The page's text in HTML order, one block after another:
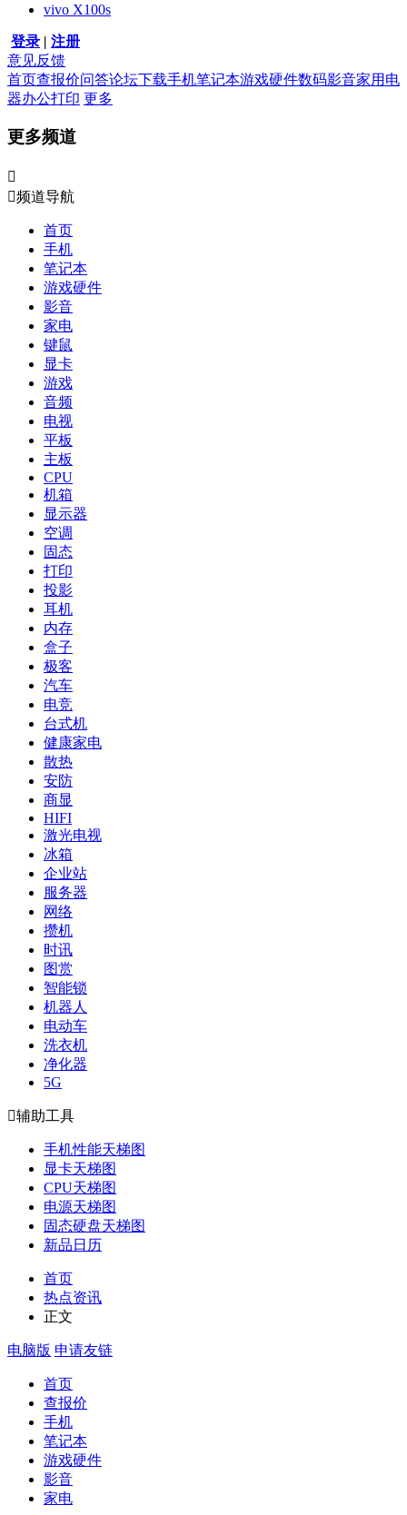
vivo X100s
登录 | 注册
意见反馈
首页查报价问答论坛下载手机笔记本游戏硬件数码影音家用电
器办公打印 更多
更多频道

频道导航
首页
手机
笔记本
游戏硬件
影音
家电
键鼠
显卡
游戏
音频
电视
平板
主板
CPU
机箱
显示器
空调
固态
打印
投影
耳机
内存
盒子
极客
汽车
电竞
台式机
健康家电
散热
安防
商显
HIFI
激光电视
冰箱
企业站
服务器
网络
攒机
时讯
图赏
智能锁
机器人
电动车
洗衣机
净化器
5G
辅助工具
手机性能天梯图
显卡天梯图
CPU天梯图
电源天梯图
固态硬盘天梯图
新品日历
首页
热点资讯
正文
电脑版 申请友链
首页
查报价
手机
笔记本
游戏硬件
影音
家电